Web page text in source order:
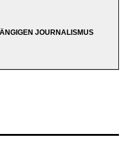
JOURNALISMUS